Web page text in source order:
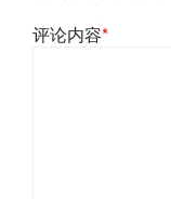
评论内容*